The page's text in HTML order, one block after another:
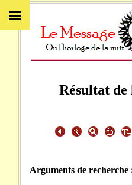
Résultat de
Arguments de recherche